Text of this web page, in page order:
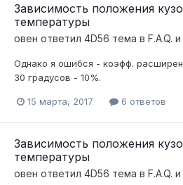
Зависимость положения
температуры
овен ответил 4D56 тема в F.A.Q.
Однако я ошибся - коэфф.
30 градусов - 10%.
15 марта, 2017 6 ответов
Зависимость положения
температуры
овен ответил 4D56 тема в F.A.Q.